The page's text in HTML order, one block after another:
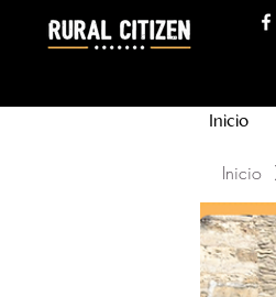
Inicio
Inicio